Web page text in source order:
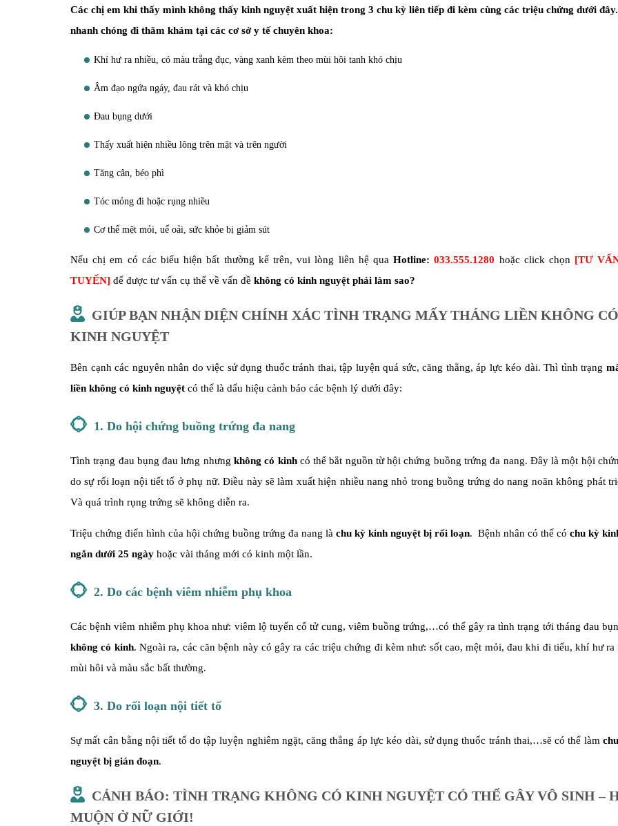
Các chị em khi thấy mình không thấy kinh nguyệt xuất hiện trong 3 chu kỳ liên tiếp đi kèm cùng các triệu chứng dưới
nhanh chóng đi thăm khám tại các cơ sở y tế chuyên khoa:
Khí hư ra nhiều, có màu trắng đục, vàng xanh kèm theo mùi hôi tanh khó chịu
Âm đạo ngứa ngáy, đau rát và khó chịu
Đau bụng dưới
Thấy xuất hiện nhiều lông trên mặt và trên người
Tăng cân, béo phì
Tóc mỏng đi hoặc rụng nhiều
Cơ thể mệt mỏi, uể oải, sức khỏe bị giảm sút
Nếu chị em có các biểu hiện bất thường kể trên, vui lòng liên hệ quaHotline:033.555.1280 hoặc click chọn [TƯ
TUYẾN] để được tư vấn cụ thể về vấn đề không có kinh nguyệt phải làm sao?
GIÚP BẠN NHẬN DIỆN CHÍNH XÁC TÌNH TRẠNG MẤY THÁNG LIỀN KHÔNG CÓ
KINH NGUYỆT
Bên cạnh các nguyên nhân do việc sử dụng thuốc tránh thai, tập luyện quá sức, căng thẳng, áp lực kéo dài. Thì tình trạng
liền không có kinh nguyệt có thể là dấu hiệu cảnh báo các bệnh lý dưới đây:
1. Do hội chứng buồng trứng đa nang
Tình trạng đau bụng đau lưng nhưng không có kinhcó thể bắt nguồn từ hội chứng buồng trứng đa nang. Đây là một hội
do sự rối loạn nội tiết tố ở phụ nữ. Điều này sẽ làm xuất hiện nhiều nang nhỏ trong buồng trứng do nang noãn không phát
Và quá trình rụng trứng sẽ không diễn ra.
Triệu chứng điển hình của hội chứng buồng trứng đa nang làchu kỳ kinh nguyệt bị rối loạn. Bệnh nhân có thể cóchu kỳ
ngắn dưới 25 ngày hoặc vài tháng mới có kinh một lần.
2. Do các bệnh viêm nhiễm phụ khoa
Các bệnh viêm nhiễm phụ khoa như: viêm lộ tuyến cổ tử cung, viêm buồng trứng,…có thể gây ra tình trạng tới tháng đau
không có kinh. Ngoài ra, các căn bệnh này có gây ra các triệu chứng đi kèm như: sốt cao, mệt mỏi, đau khi đi tiểu, khí hư ra
mùi hôi và màu sắc bất thường.
3. Do rối loạn nội tiết tố
Sự mất cân bằng nội tiết tố do tập luyện nghiêm ngặt, căng thẳng áp lực kéo dài, sử dụng thuốc tránh thai,…sẽ có thể làm
nguyệt bị gián đoạn.
CẢNH BÁO: TÌNH TRẠNG KHÔNG CÓ KINH NGUYỆT CÓ THỂ GÂY VÔ SINH –
MUỘN Ở NỮ GIỚI!